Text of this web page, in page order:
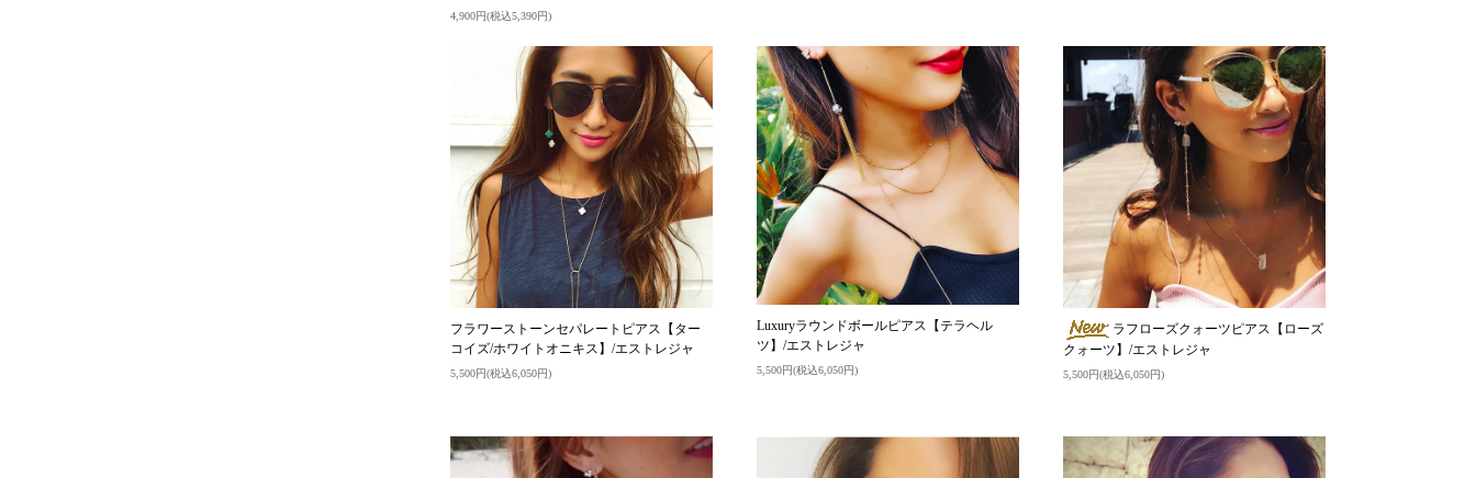
4,900円(税込5,390円)
フラワーストーンセパレートピアス【ター
コイズ/ホワイトオニキス】/エストレジャ
5,500円(税込6,050円)
Luxuryラウンドボールピアス【テラヘル
ツ】/エストレジャ
5,500円(税込6,050円)
ラフローズクォーツピアス【ローズ
クォーツ】/エストレジャ
5,500円(税込6,050円)